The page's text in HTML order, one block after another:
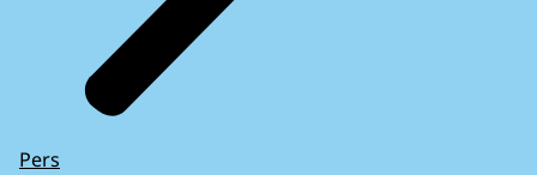
Pers